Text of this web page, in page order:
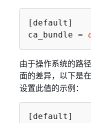
[default]
ca_bundle =
由于操作系统的路
面的差异，以下是
设置此值的示例：
[default]